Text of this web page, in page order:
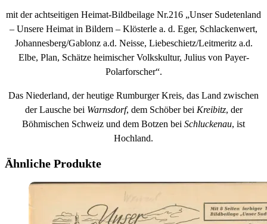
mit der achtseitigen Heimat-Bildbeilage Nr.216 „Unser Sudetenland
– Unsere Heimat in Bildern – Klösterle a. d. Eger, Schlackenwert,
Johannesberg/Gablonz a.d. Neisse, Liebeschietz/Leitmeritz a.d.
Elbe, Plan, Schätze heimischer Volkskultur, Julius von Payer-
Polarforscher“.
Das Niederland, der heutige Rumburger Kreis, das Land zwischen
der Lausche bei Warnsdorf, dem Schöber bei Kreibitz, der
Böhmischen Schweiz und dem Botzen bei Schluckenau, ist
Hochland.
Ähnliche Produkte